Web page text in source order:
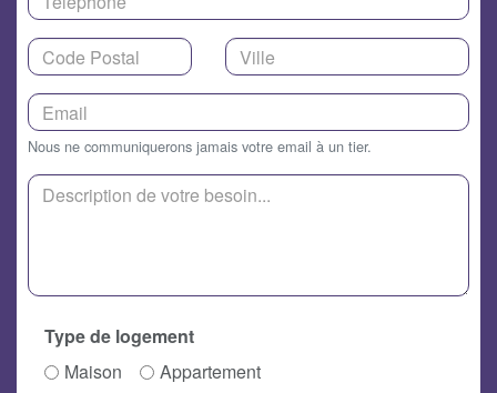
Nous ne communiquerons jamais votre email à un tier.
Type de logement
Maison
Appartement